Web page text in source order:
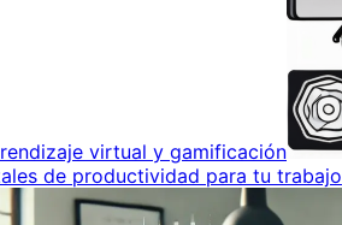
virtual y gamificación
de productividad para tu trabajo